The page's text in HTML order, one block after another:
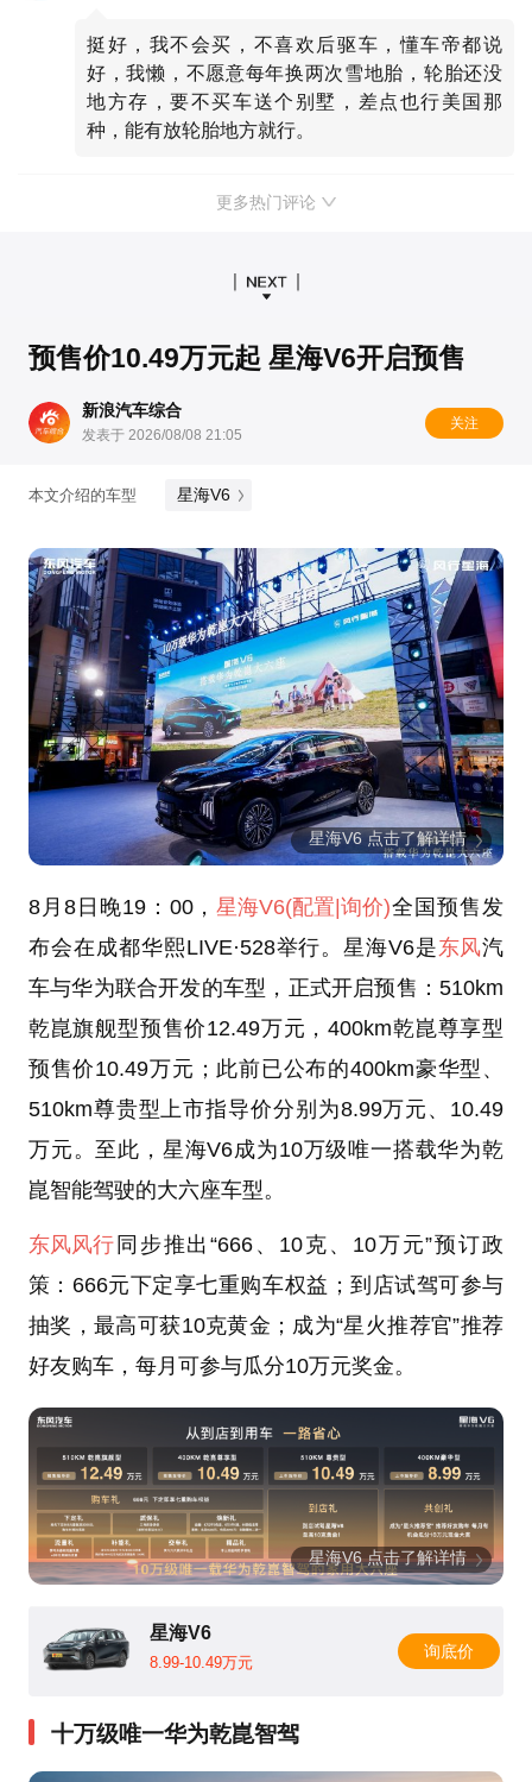
挺好，我不会买，不喜欢后驱车，懂车帝都说
好，我懒，不愿意每年换两次雪地胎，轮胎还没
地方存，要不买车送个别墅，差点也行美国那
种，能有放轮胎地方就行。
更多热门评论
预售价10.49万元起 星海V6开启预售
新浪汽车综合
发表于 2026/08/08 21:05
关注
本文介绍的车型 星海V6
星海V6 点击了解详情
8月8日晚19：00，星海V6(配置|询价)全国预售发
布会在成都华熙LIVE·528举行。星海V6是东风汽
车与华为联合开发的车型，正式开启预售：510km
乾崑旗舰型预售价12.49万元，400km乾崑尊享型
预售价10.49万元；此前已公布的400km豪华型、
510km尊贵型上市指导价分别为8.99万元、10.49
万元。至此，星海V6成为10万级唯一搭载华为乾
崑智能驾驶的大六座车型。
东风风行同步推出“666、10克、10万元”预订政
策：666元下定享七重购车权益；到店试驾可参与
抽奖，最高可获10克黄金；成为“星火推荐官”推荐
好友购车，每月可参与瓜分10万元奖金。
星海V6 点击了解详情
星海V6
8.99-10.49万元
询底价
十万级唯一华为乾崑智驾